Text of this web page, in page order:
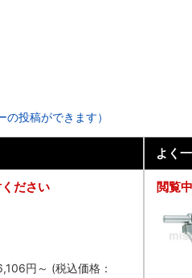
投稿ができます）
ださい
円 ～ (税込価格：
よく
閲覧